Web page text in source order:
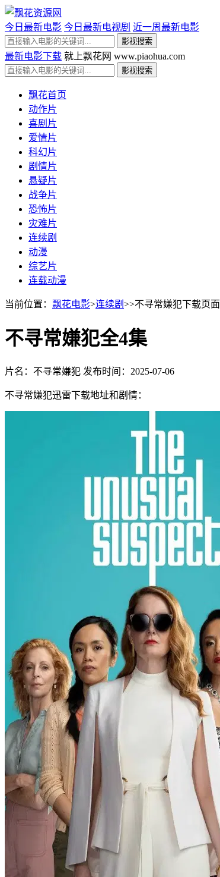
今日最新电影 今日最新电视剧 近一周最新电影
最新电影下载 就上飘花网 www.piaohua.com
飘花首页
动作片
喜剧片
爱情片
科幻片
剧情片
悬疑片
战争片
恐怖片
灾难片
连续剧
动漫
综艺片
连载动漫
当前位置： 飘花电影>连续剧 >>不寻常嫌犯下载页面
不寻常嫌犯全4集
片名：不寻常嫌犯 发布时间：2025-07-06
不寻常嫌犯迅雷下载地址和剧情：